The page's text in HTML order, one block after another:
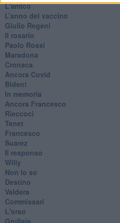
L'amico
​L’anno del vaccino
Giulio Regeni
​Il rosario
Paolo Rossi
Maradona
Cronaca
​Ancora Covid
​Biden!
In memoria
​Ancora Francesco
Rieccoci
Tenet
Francesco
Suarez
​Il responso
Willy
Non lo so
Destino
Valdera
Commissari
L'orso
Grullaia